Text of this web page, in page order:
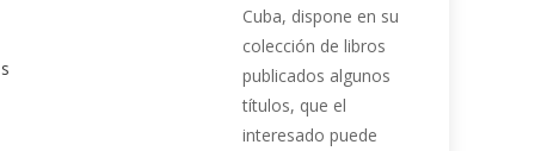
Cuba, dispone en su
colección de libros
publicados algunos
títulos, que el
interesado puede